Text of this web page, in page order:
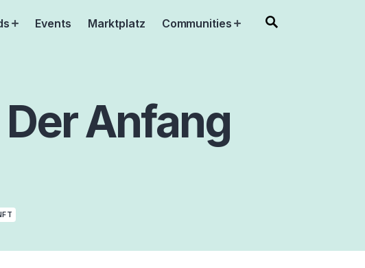
OpenEvents Marktplatz Communities Open
Anfang